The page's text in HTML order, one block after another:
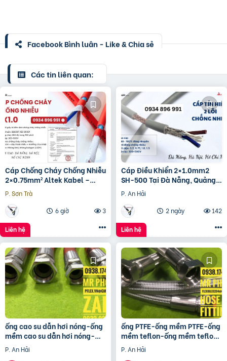
Facebook Bình luận - Like & Chia sẻ
Các tin liên quan:
Cáp Chống Cháy Chống Nhiễu
2×0.75mm² Altek Kabel –
Phân Phối Đà Nẵng, Huế,
Quảng Trị
P. Sơn Trà
6 giờ
3
Liên hệ
Cáp Điều Khiển 2×1.0mm2
SH-500 Tại Đà Nẵng, Quảng
Ngãi– Chiết Khấu Cao
P. An Hải
2 ngày
142
Liên hệ
ống cao su dẫn hơi nóng-ống
mềm cao su dẫn hơi nóng-
ống mềm cao su chịu nhiệt-
ống dẫn hơi nóng
P. An Hải
ống PTFE-ống mềm PTFE-ống
mềm teflon-ống mềm teflon
bọc lưới-ống mềm PTFE bọc
lưới 304
P. An Hải